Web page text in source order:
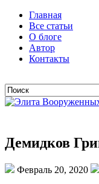
Главная
Все статьи
О блоге
Автор
Контакты
Демидков
Февраль 20, 2020